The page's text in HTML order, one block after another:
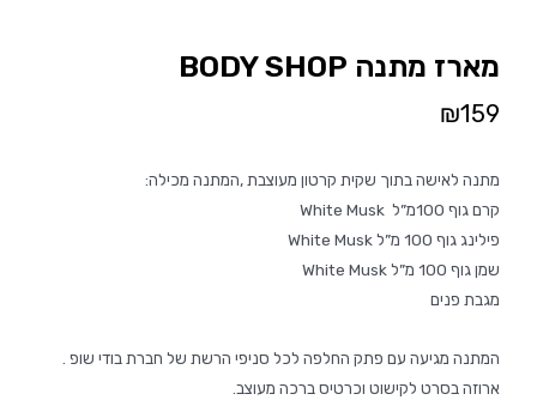
מארז מתנה BODY SHOP
₪159
מתנה לאישה בתוך שקית קרטון מעוצבת ,המתנה מכילה:
קרם גוף 100מ”ל White Musk
פילינג גוף 100 מ”ל White Musk
שמן גוף 100 מ”ל White Musk
מגבת פנים
המתנה מגיעה עם פתק החלפה לכל סניפי הרשת של חברת בודי שופ .
ארוזה בסרט לקישוט וכרטיס ברכה מעוצב.